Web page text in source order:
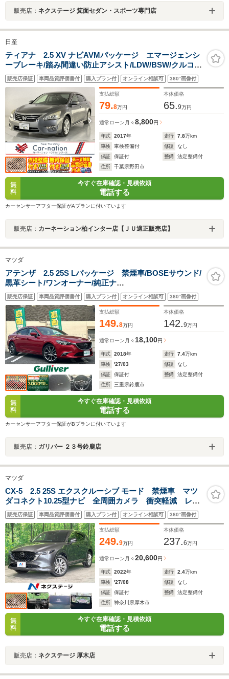
販売店： ネクステージ 箕面セダン・スポーツ専門店
日産
ティアナ 2.5 XV ナビAVMパッケージ エマージェンシ
ーブレーキ/踏み間違い防止アシスト/LDW/BSW/クルコ
ン/HIDヘッド・Fフォグ/黒革シート/Pシート/シートエア
コン/Pオットマン/コネクトナビゲーション/アラウンドビ
ュー/フルセグTV/DVD/Bluetooth/ETC
販売店保証 車両品質評価書付 購入プラン付 オンライン相談可 360°画像付
支払総額
79.8万円
本体価格
65.9万円
通常ローン 月々8,800円
年式 2017年 走行 7.8万km
車検
車検整備付 修復
なし
保証
保証付 整備
法定整備付
住所
千葉県野田市
無
料
今すぐ在庫確認・見積依頼
電話する
カーセンサーアフター保証がAプランに付いています
販売店： カーネーション柏インター店【ＪＵ適正販売店】
マツダ
アテンザ 2.5 25S Lパッケージ 禁煙車/BOSEサウンド/
黒革シート/ワンオーナー/純正ナ
ビ/FM/AM/CD/DVD/Bluetooth/ワンセグTV/バックカメ
ラ/ETC/ドライブレコレーダー/クルーズコントロール/パ
ドルシフト/ドラレコ/ステアリングヒーター/HUD
販売店保証 車両品質評価書付 購入プラン付 オンライン相談可 360°画像付
支払総額
149.8万円
本体価格
142.9万円
通常ローン 月々18,100円
年式 2018年 走行 7.4万km
車検
'27/03 修復
なし
保証
保証付 整備
法定整備付
住所
三重県鈴鹿市
無
料
今すぐ在庫確認・見積依頼
電話する
カーセンサーアフター保証がBプランに付いています
販売店： ガリバー ２３号鈴鹿店
マツダ
CX-5 2.5 25S エクスクルーシブ モード 禁煙車 マツ
ダコネクト10.25型ナビ 全周囲カメラ 衝突軽減 レー
ダークルーズ 電動リアゲート 黒革シート ブライン
ドスポットモニター ステアリングヒーター LEDヘッ
ド ETC シートエアコン
販売店保証 車両品質評価書付 購入プラン付 オンライン相談可 360°画像付
支払総額
249.9万円
本体価格
237.6万円
通常ローン 月々20,600円
年式 2022年 走行 2.4万km
車検
'27/08 修復
なし
保証
保証付 整備
法定整備付
住所
神奈川県厚木市
無
料
今すぐ在庫確認・見積依頼
電話する
販売店： ネクステージ 厚木店